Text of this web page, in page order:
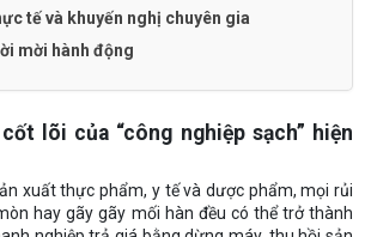
tế và khuyến nghị chuyên gia
mời hành động
lõi của “công nghiệp sạch” hiện
xuất thực phẩm, y tế và dược phẩm, mọi rủi
hay gãy gãy mối hàn đều có thể trở thành